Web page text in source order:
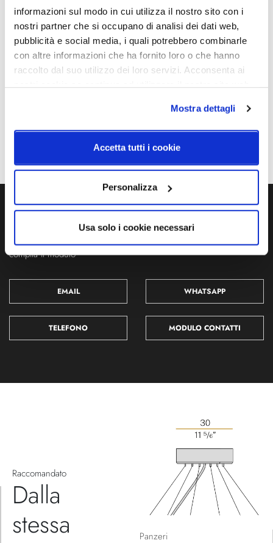
informazioni sul modo in cui utilizza il nostro sito con i
nostri partner che si occupano di analisi dei dati web,
pubblicità e social media, i quali potrebbero combinarle
con altre informazioni che ha fornito loro o che hanno
raccolto dal suo utilizzo dei loro servizi. Acconsenta ai
Mostra dettagli
Accetta tutti i cookie
Personalizza
Usa solo i cookie necessari
3000K
420mm - H. 165mm
Dimensione
Lunghezza cavo: max
2000mm
Sorgente luminosa
Led integrato
Classe energetica
IP
20
Ti servono maggiori informazioni?
Contattaci via Chat, via telefono allo + 39 039 9909099 oppure
compila il modulo
EMAIL WHATSAPP
TELEFONO MODULO CONTATTI
Raccomandato
Dalla
stessa
Panzeri